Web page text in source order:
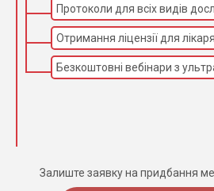
Протоколи для всіх видів
Отримання ліцензії для
Безкоштовні вебінари з
Залиште заявку на придбання